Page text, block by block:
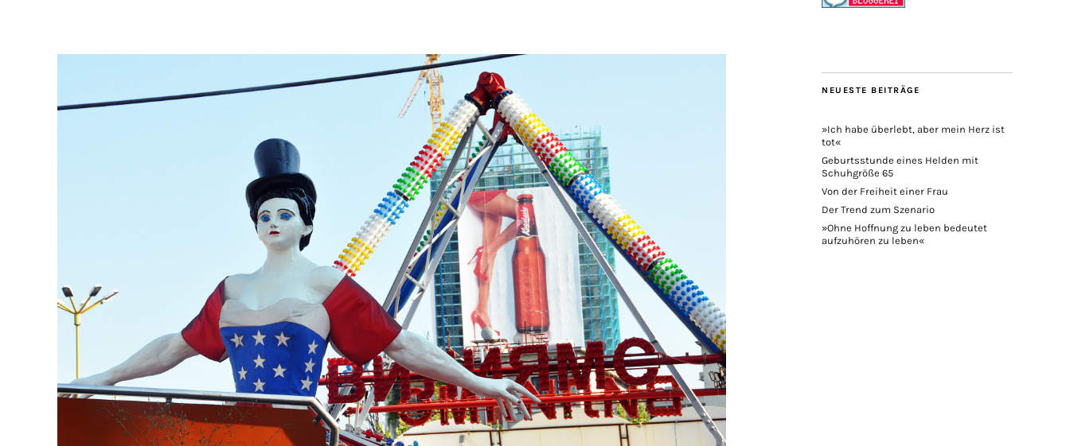
NEUESTE BEITRÄGE
»Ich habe überlebt, aber mein Herz ist
tot«
Geburtsstunde eines Helden mit
Schuhgröße 65
Von der Freiheit einer Frau
Der Trend zum Szenario
»Ohne Hoffnung zu leben bedeutet
aufzuhören zu leben«